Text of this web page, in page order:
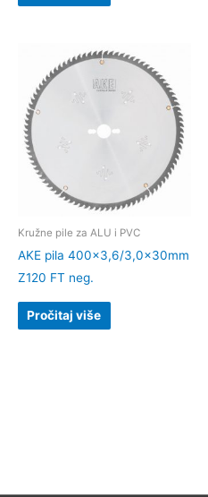
Kružne pile za ALU i PVC
AKE pila 400×3,6/3,0x30mm
Z120 FT neg.
Pročitaj više